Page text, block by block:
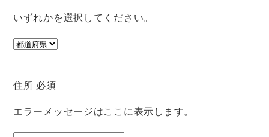
いずれかを選択してください。
住所 必須
エラーメッセージはここに表示します。